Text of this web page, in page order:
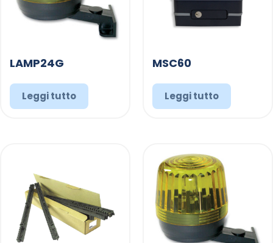
LAMP24G
Leggi tutto
MSC60
Leggi tutto